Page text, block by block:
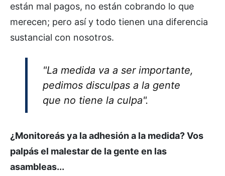
están mal pagos, no están cobrando lo que
merecen; pero así y todo tienen una diferencia
sustancial con nosotros.
"La medida va a ser importante,
pedimos disculpas a la gente
que no tiene la culpa".
¿Monitoreás ya la adhesión a la medida? Vos
palpás el malestar de la gente en las
asambleas...